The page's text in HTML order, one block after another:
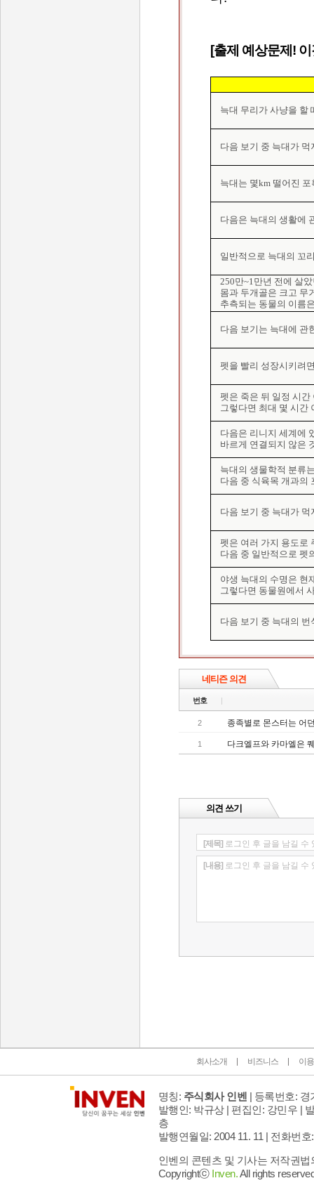
[출제 예상문제!
늑대 무리가 사냥을 할
다음 보기 중 늑대가 먹
늑대는 몇km 떨어진 포
다음은 늑대의 생활에
일반적으로 늑대의 꼬
250만~1만년 전에 살
몸과 두개골은 크고 무
추측되는 동물의 이름
다음 보기는 늑대에 관
펫을 빨리 성장시키려
펫은 죽은 뒤 일정 시
그렇다면 최대 몇 시간
다음은 리니지 세계에
바르게 연결되지 않은
늑대의 생물학적 분류
다음 중 식육목 개과의
다음 보기 중 늑대가 먹
펫은 여러 가지 용도로
다음 중 일반적으로 펫
야생 늑대의 수명은 현
그렇다면 동물원에서
다음 보기 중 늑대의 번
네티즌 의견
번호
2 종족별로 몬스터는 어
1 다크엘프와 카마엘은
의견 쓰기
[제목] 로그인 후 글을 남길 수
[내용] 로그인 후 글을 남길 수
회사소개 비즈니스 이
명칭: 주식회사 인벤 | 등록번호: 경
발행인: 박규상 | 편집인: 강민우 |
층
발행연월일: 2004 11. 11 | 전화번호
인벤의 콘텐츠 및 기사는 저작권
Copyrightⓒ Inven.All rights